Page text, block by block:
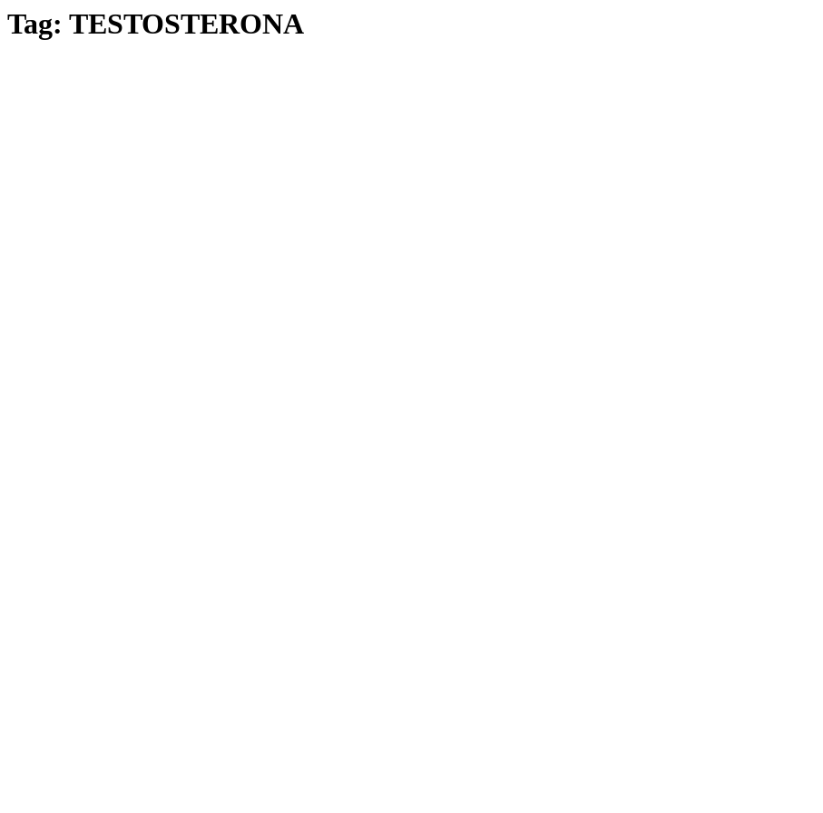
Tag: TESTOSTERONA